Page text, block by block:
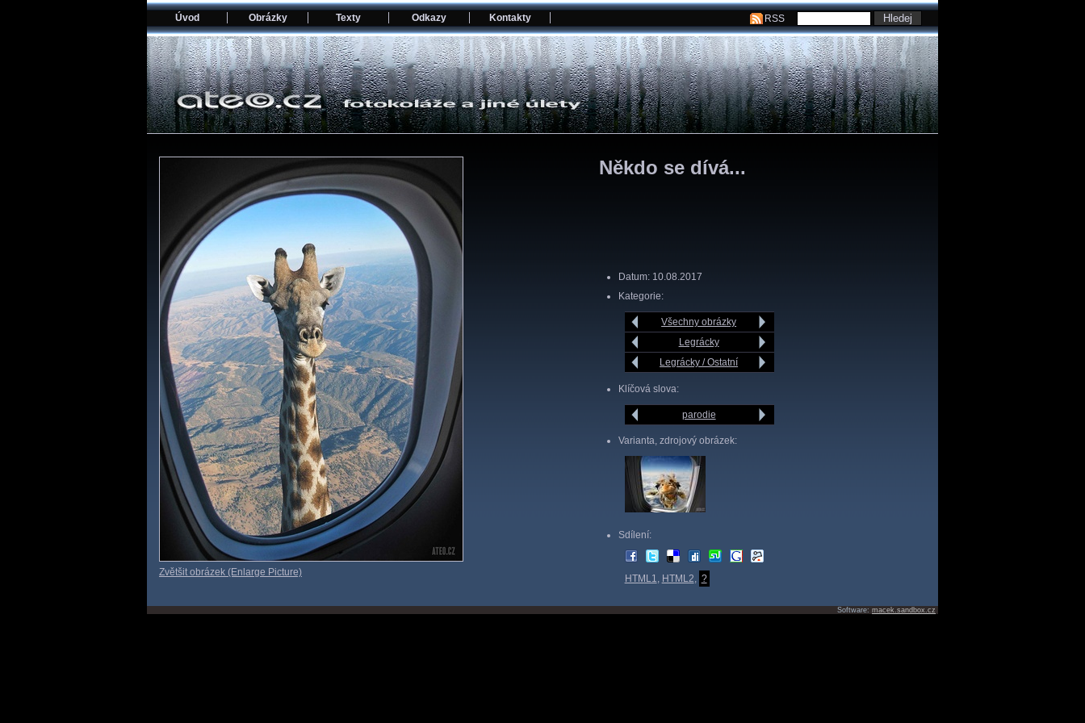
Úvod Obrázky Texty Odkazy Kontakty RSS
Zvětšit obrázek (Enlarge Picture)
Někdo se dívá...
Datum: 10.08.2017
Kategorie:
Všechny obrázky
Legrácky
Legrácky / Ostatní
Klíčová slova:
parodie
Varianta, zdrojový obrázek:
Sdílení:
HTML1, HTML2, ?
Software: macek.sandbox.cz